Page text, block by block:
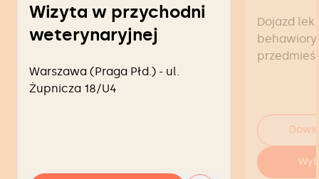
Wizyta w przychodni
weterynaryjnej
Warszawa (Praga Płd.) - ul.
Żupnicza 18/U4
Dojazd